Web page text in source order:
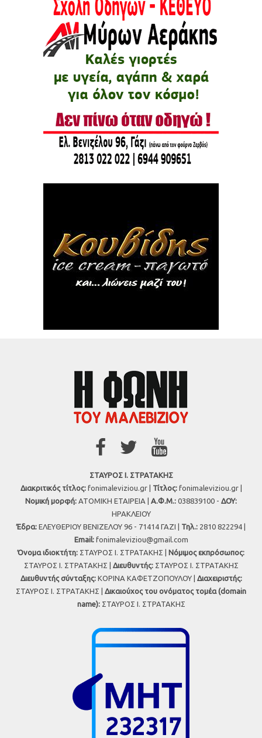
ΣΤΑΥΡΟΣ Ι. ΣΤΡΑΤΑΚΗΣ
Διακριτικός τίτλος:fonimaleviziou.gr | Τίτλος:fonimaleviziou.gr |
Νομική μορφή: ΑΤΟΜΙΚΗ ΕΤΑΙΡΕΙΑ | Α.Φ.Μ.: 038839100 - ΔΟΥ:
ΗΡΑΚΛΕΙΟΥ
Έδρα: ΕΛΕΥΘΕΡΙΟΥ ΒΕΝΙΖΕΛΟΥ 96 - 71414 ΓΑΖΙ | Τηλ.: 2810 822294 |
Εmail: fonimaleviziou@gmail.com
Όνομα ιδιοκτήτη: ΣΤΑΥΡΟΣ Ι. ΣΤΡΑΤΑΚΗΣ | Νόμιμος εκπρόσωπος:
ΣΤΑΥΡΟΣ Ι. ΣΤΡΑΤΑΚΗΣ | Διευθυντής:ΣΤΑΥΡΟΣ Ι. ΣΤΡΑΤΑΚΗΣ
Διευθυντής σύνταξης:ΚΟΡΙΝΑ ΚΑΦΕΤΖΟΠΟΥΛΟΥ | Διαχειριστής:
ΣΤΑΥΡΟΣ Ι. ΣΤΡΑΤΑΚΗΣ | Δικαιούχος του ονόματος τομέα (domain
name):ΣΤΑΥΡΟΣ Ι. ΣΤΡΑΤΑΚΗΣ